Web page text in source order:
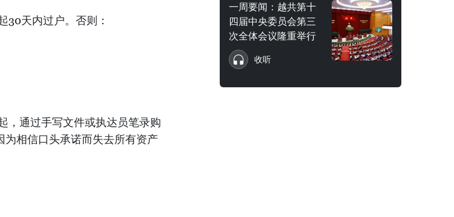
30天内过户。否则：
，通过手写文件或执达员笔录购
相信口头承诺而失去所有资产
一周要闻：越共第十
四届中央委员会第三
次全体会议隆重举行
收听